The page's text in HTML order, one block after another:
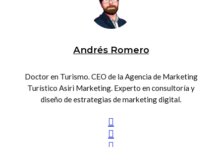
Andrés Romero
Doctor en Turismo. CEO de la Agencia de Marketing
Turístico Asiri Marketing. Experto en consultoría y
diseño de estrategias de marketing digital.